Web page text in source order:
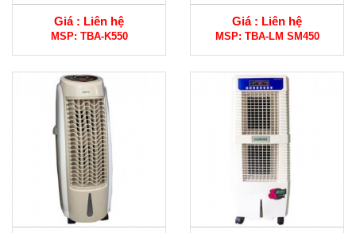
Giá : Liên hệ
MSP: TBA-K550
Giá : Liên hệ
MSP: TBA-LM SM450